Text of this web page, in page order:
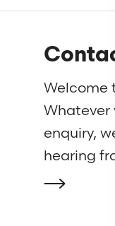
Welcome
Whatever
enquiry,
hearing